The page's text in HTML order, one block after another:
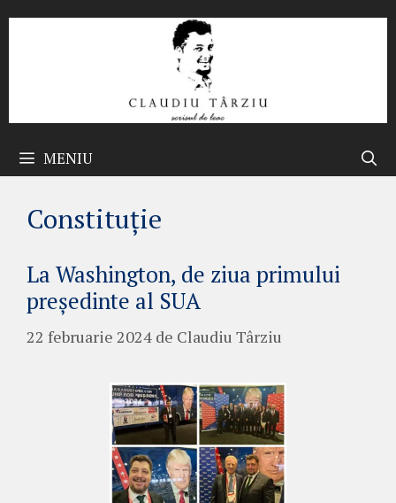
MENIU
Constituție
La Washington, de ziua primului
președinte al SUA
22 februarie 2024 de Claudiu Târziu